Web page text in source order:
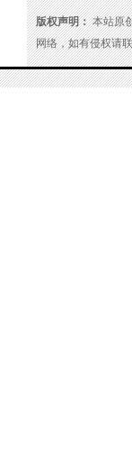
版权声明：本站原
网络，如有侵权请